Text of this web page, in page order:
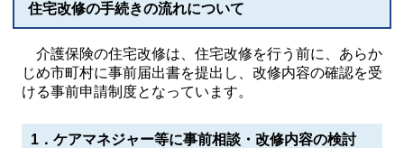
住宅改修の手続きの流れについて
介護保険の住宅改修は、住宅改修を行う前に、あらか
じめ市町村に事前届出書を提出し、改修内容の確認を受
ける事前申請制度となっています。
1．ケアマネジャー等に事前相談・改修内容の検討